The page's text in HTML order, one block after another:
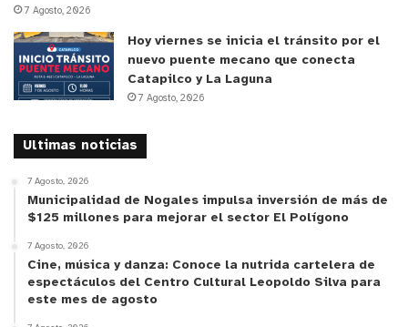
de
Video
00:00
y tú, ¿qué opinas?
7 Agosto, 2026
Hoy viernes se inicia el tránsito por el
nuevo puente mecano que conecta
Catapilco y La Laguna
7 Agosto, 2026
Ultimas noticias
7 Agosto, 2026
Municipalidad de Nogales impulsa inversión de más de
$125 millones para mejorar el sector El Polígono
7 Agosto, 2026
Cine, música y danza: Conoce la nutrida cartelera de
espectáculos del Centro Cultural Leopoldo Silva para
este mes de agosto